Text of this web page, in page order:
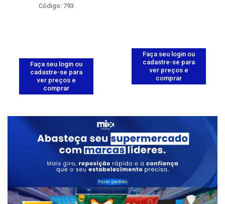
Código: 793
Faça seu login ou
cadastre-se para
ver preços e
comprar
Faça seu login ou
cadastre-se para
ver preços e
comprar